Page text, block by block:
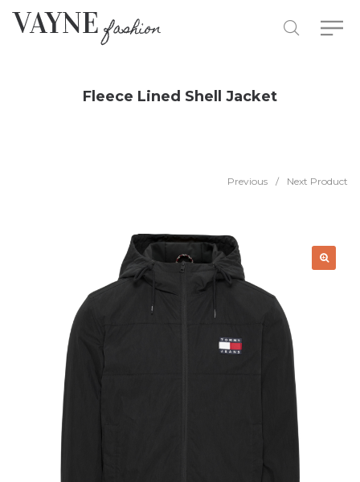
Fleece Lined Shell Jacket
Previous / Next Product